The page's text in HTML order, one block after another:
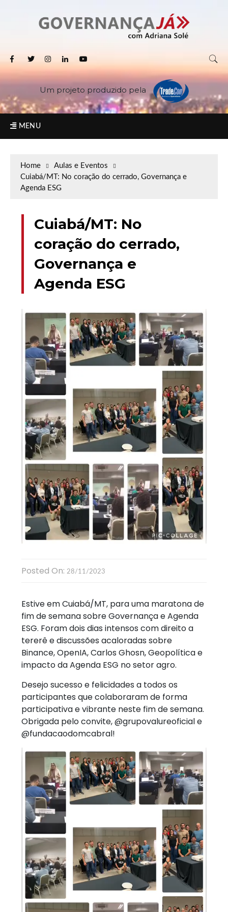
Um projeto produzido pela
MENU
Home
Aulas e Eventos
Cuiabá/MT: No coração do cerrado, Governança e
Agenda ESG
Cuiabá/MT: No
coração do cerrado,
Governança e
Agenda ESG
Posted On: 28/11/2023
Estive em Cuiabá/MT, para uma maratona de
fim de semana sobre Governança e Agenda
ESG. Foram dois dias intensos com direito a
tererê e discussões acaloradas sobre
Binance, OpenIA, Carlos Ghosn, Geopolítica e
impacto da Agenda ESG no setor agro.
Desejo sucesso e felicidades a todos os
participantes que colaboraram de forma
participativa e vibrante neste fim de semana.
Obrigada pelo convite, @grupovalureoficial e
@fundacaodomcabral!